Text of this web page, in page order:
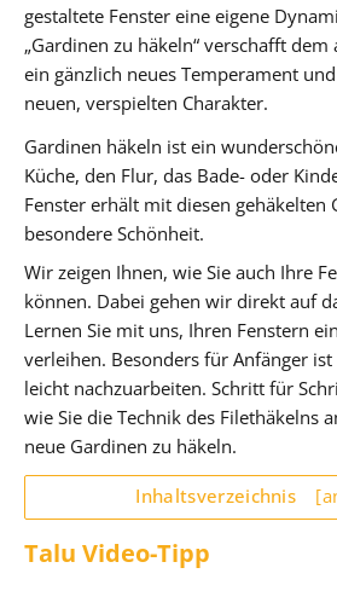
gestaltete Fenster eine eigene
„Gardinen zu häkeln“ verschafft
ein gänzlich neues Temperament
neuen, verspielten Charakter.
Gardinen häkeln ist ein
Küche, den Flur, das Bade- oder
Fenster erhält mit diesen gehäkelten
besondere Schönheit.
Wir zeigen Ihnen, wie Sie auch Ihre
können. Dabei gehen wir direkt auf
Lernen Sie mit uns, Ihren Fenstern
verleihen. Besonders für Anfänger
leicht nachzuarbeiten. Schritt für
wie Sie die Technik des Filethäkelns
neue Gardinen zu häkeln.
Inhaltsverzeichnis
Talu Video-Tipp